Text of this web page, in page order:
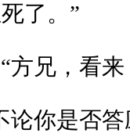
了。”
兄，看来
你是否